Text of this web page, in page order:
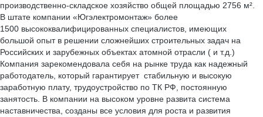
производственно-складское хозяйство общей площадью 2756 м².
В штате компании «Югэлектромонтаж» более
1500 высококвалифицированных специалистов, имеющих
большой опыт в решении сложнейших строительных задач на
Российских и зарубежных объектах атомной отрасли ( и т.д.)
Компания зарекомендовала себя на рынке труда как надежный
работодатель, который гарантирует стабильную и высокую
заработную плату, трудоустройство по ТК РФ, постоянную
занятость. В компании на высоком уровне развита система
наставничества, созданы все условия для роста и развития